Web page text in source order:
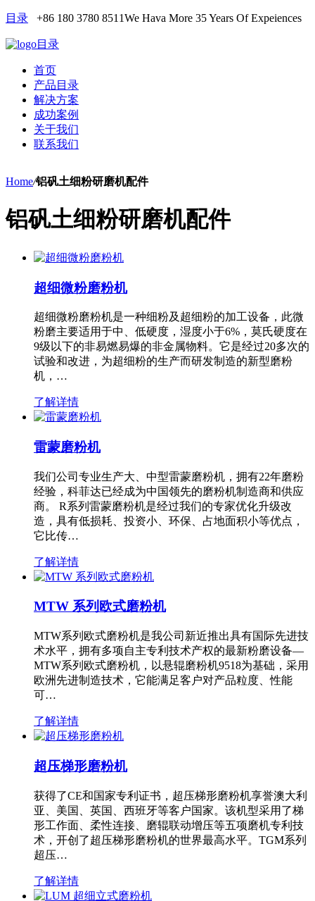
目录 +86 180 3780 8511We Hava More 35 Years Of Expeiences
目录
首页
产品目录
解决方案
成功案例
关于我们
联系我们
Home/铝矾土细粉研磨机配件
铝矾土细粉研磨机配件
超细微粉磨粉机
超细微粉磨粉机是一种细粉及超细粉的加工设备，此微
粉磨主要适用于中、低硬度，湿度小于6%，莫氏硬度在
9级以下的非易燃易爆的非金属物料。它是经过20多次的
试验和改进，为超细粉的生产而研发制造的新型磨粉
机，…
了解详情
雷蒙磨粉机
我们公司专业生产大、中型雷蒙磨粉机，拥有22年磨粉
经验，科菲达已经成为中国领先的磨粉机制造商和供应
商。 R系列雷蒙磨粉机是经过我们的专家优化升级改
造，具有低损耗、投资小、环保、占地面积小等优点，
它比传…
了解详情
MTW 系列欧式磨粉机
MTW系列欧式磨粉机是我公司新近推出具有国际先进技
术水平，拥有多项自主专利技术产权的最新粉磨设备—
MTW系列欧式磨粉机，以悬辊磨粉机9518为基础，采用
欧洲先进制造技术，它能满足客户对产品粒度、性能
可…
了解详情
超压梯形磨粉机
获得了CE和国家专利证书，超压梯形磨粉机享誉澳大利
亚、美国、英国、西班牙等客户国家。该机型采用了梯
形工作面、柔性连接、磨辊联动增压等五项磨机专利技
术，开创了超压梯形磨粉机的世界最高水平。TGM系列
超压…
了解详情